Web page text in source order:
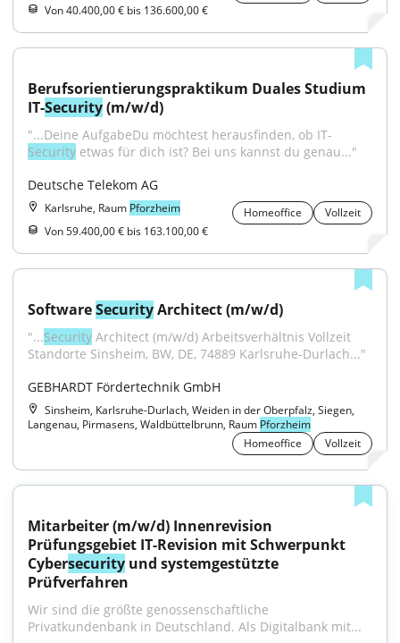
Von 40.400,00 € bis 136.600,00 €
Berufsorientierungspraktikum Duales Studium
IT-Security (m/w/d)
"...Deine AufgabeDu möchtest herausfinden, ob IT-
Security etwas für dich ist? Bei uns kannst du genau..."
Deutsche Telekom AG
Karlsruhe, Raum Pforzheim Homeoffice
Vollzeit
Von 59.400,00 € bis 163.100,00 €
Software Security Architect (m/w/d)
"...Security Architect (m/w/d) Arbeitsverhältnis Vollzeit
Standorte Sinsheim, BW, DE, 74889 Karlsruhe-Durlach..."
GEBHARDT Fördertechnik GmbH
Sinsheim, Karlsruhe-Durlach, Weiden in der Oberpfalz, Siegen,
Langenau, Pirmasens, Waldbüttelbrunn, Raum Pforzheim
Homeoffice
Vollzeit
Mitarbeiter (m/w/d) Innenrevision
Prüfungsgebiet IT-Revision mit Schwerpunkt
Cybersecurity und systemgestützte
Prüfverfahren
Wir sind die größte genossenschaftliche
Privatkundenbank in Deutschland. Als Digitalbank mit...